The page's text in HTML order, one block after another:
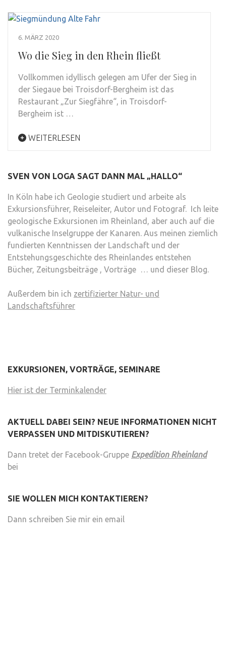
6. MÄRZ 2020
Wo die Sieg in den Rhein fließt
Vollkommen idyllisch gelegen am Ufer der Sieg in
der Siegaue bei Troisdorf-Bergheim ist das
Restaurant „Zur Siegfähre“, in Troisdorf-
Bergheim ist …
WEITERLESEN
SVEN VON LOGA SAGT DANN MAL „HALLO“
In Köln habe ich Geologie studiert und arbeite als
Exkursionsführer, Reiseleiter, Autor und Fotograf. Ich leite
geologische Exkursionen im Rheinland, aber auch auf die
vulkanische Inselgruppe der Kanaren. Aus meinen ziemlich
fundierten Kenntnissen der Landschaft und der
Entstehungsgeschichte des Rheinlandes entstehen
Bücher, Zeitungsbeiträge , Vorträge … und dieser Blog.
Außerdem bin ich zertifizierter Natur- und
Landschaftsführer
EXKURSIONEN, VORTRÄGE, SEMINARE
Hier ist der Terminkalender
AKTUELL DABEI SEIN? NEUE INFORMATIONEN NICHT
VERPASSEN UND MITDISKUTIEREN?
Dann tretet der Facebook-Gruppe Expedition Rheinland
bei
SIE WOLLEN MICH KONTAKTIEREN?
Dann schreiben Sie mir ein email